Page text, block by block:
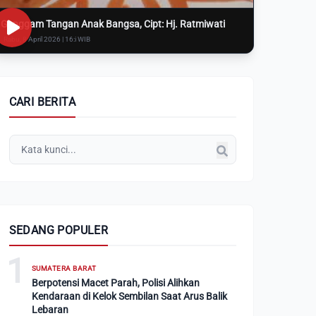
Genggam Tangan Anak Bangsa, Cipt: Hj. Ratmiwati
Rabu, 8 April 2026 | 16:i WIB
CARI BERITA
SEDANG POPULER
1 SUMATERA BARAT
Berpotensi Macet Parah, Polisi Alihkan
Kendaraan di Kelok Sembilan Saat Arus Balik
Lebaran